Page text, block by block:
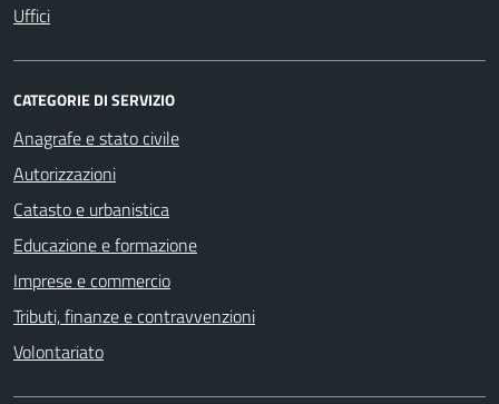
Uffici
CATEGORIE DI SERVIZIO
Anagrafe e stato civile
Autorizzazioni
Catasto e urbanistica
Educazione e formazione
Imprese e commercio
Tributi, finanze e contravvenzioni
Volontariato